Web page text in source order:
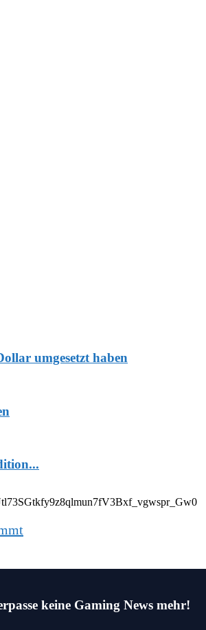
umgesetzt haben
keine Gaming News mehr!